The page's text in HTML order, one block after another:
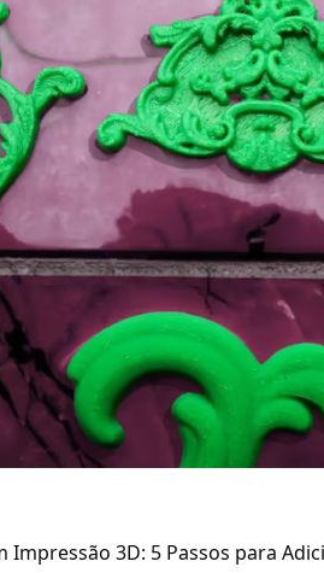
Impressão 3D: 5 Passos para